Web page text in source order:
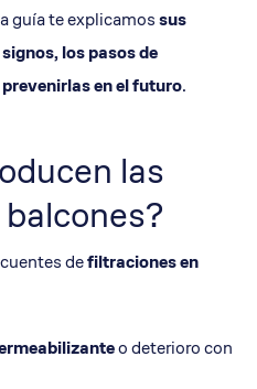
guía te explicamossus
los pasos de
en el futuro.
las
defiltraciones en
o deterioro con